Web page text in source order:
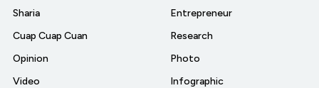
Sharia
Cuap Cuap Cuan
Opinion
Video
Entrepreneur
Research
Photo
Infographic